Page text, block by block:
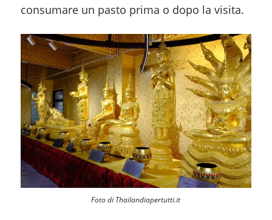
consumare un pasto prima o dopo la visita.
Foto di Thailandiapertutti.it